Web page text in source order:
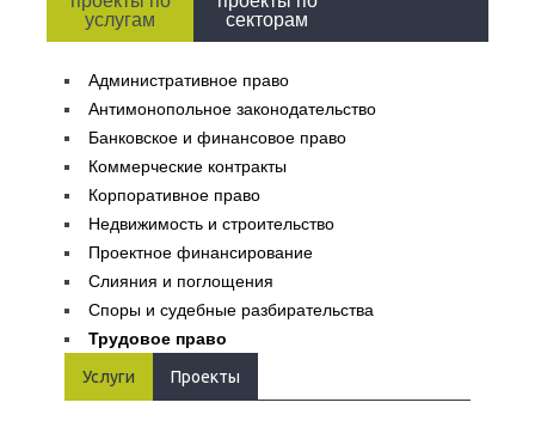
услугам
секторам
Административное право
Антимонопольное законодательство
Банковское и финансовое право
Коммерческие контракты
Корпоративное право
Недвижимость и строительство
Проектное финансирование
Слияния и поглощения
Споры и судебные разбирательства
Трудовое право
Услуги
Проекты